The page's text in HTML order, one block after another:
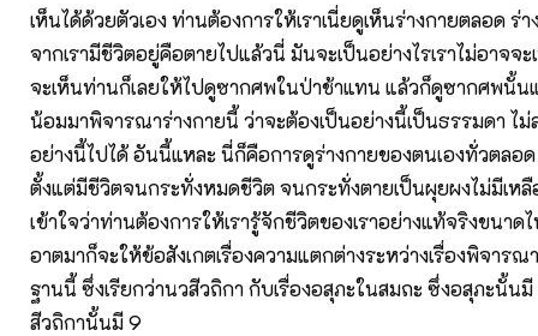
เห็นได้ด้วยตัวเอง ท่านต้องการให้เราเนี่ยดูเห็นร่างกายตลอด ร่า
จากเรามีชีวิตอยู่คือตายไปแล้วนี่ มันจะเป็นอย่างไรเราไม่อาจจะ
จะเห็นท่านก็เลยให้ไปดูซากศพในป่าช้าแทน แล้วก็ดูซากศพนั้น
น้อมมาพิจารณาร่างกายนี้ ว่าจะต้องเป็นอย่างนี้เป็นธรรมดา ไม่
อย่างนี้ไปได้ อันนี้แหละ นี่ก็คือการดูร่างกายของตนเองทั่วตลอ
ตั้งแต่มีชีวิตจนกระทั่งหมดชีวิต จนกระทั่งตายเป็นผุยผงไม่มีเหลื
เข้าใจว่าท่านต้องการให้เรารู้จักชีวิตของเราอย่างแท้จริงขนาด
อาตมาก็จะให้ข้อสังเกตเรื่องความแตกต่างระหว่างเรื่องพิจาร
ฐานนี้ ซึ่งเรียกว่านวสีวถิกา กับเรื่องอสุภะในสมถะ ซึ่งอสุภะนั้นมี
สีวถิกานั้นมี 9